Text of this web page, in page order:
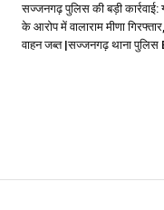
सज्जनगढ़ पुलिस की बड़ी कार्रवाई:
के आरोप में वालाराम मीणा
वाहन जब्त |सज्जनगढ़ थाना